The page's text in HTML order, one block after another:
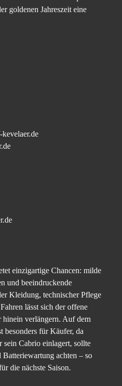
goldenen Jahreszeit eine
einzigartige Chancen: milde
und beeindruckende
Kleidung, technischer Pflege
lässt sich der offene
hinein verlängern. Auf dem
besonders für Käufer, da
sein Cabrio einlagert, sollte
achten – so
die nächste Saison.